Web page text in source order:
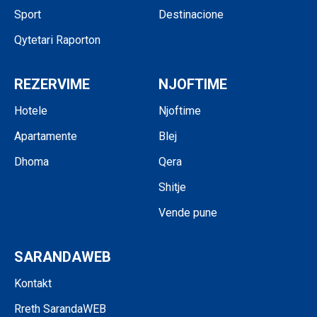
Sport
Qytetari Raporton
Destinacione
REZERVIME
Hotele
Apartamente
Dhoma
NJOFTIME
Njoftime
Blej
Qera
Shitje
Vende pune
SARANDAWEB
Kontakt
Rreth SarandaWEB